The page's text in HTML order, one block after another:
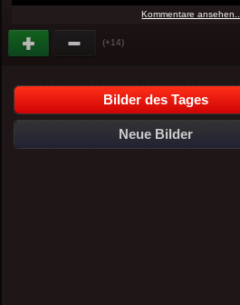
Kommentare
(+14)
Bilder des Tages
Neue Bilder